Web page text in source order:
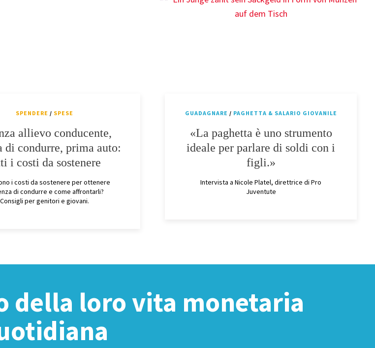
SPENDERE / SPESE
allievo conducente,
di condurre, prima auto:
i costi da sostenere
i costi da sostenere per ottenere
di condurre e come affrontarli?
Consigli per genitori e giovani.
GUADAGNARE / PAGHETTA & SALARIO GIOVANILE
«La paghetta è uno strumento
ideale per parlare di soldi con i
figli.»
Intervista a Nicole Platel, direttrice di Pro
Juventute
della loro vita monetaria